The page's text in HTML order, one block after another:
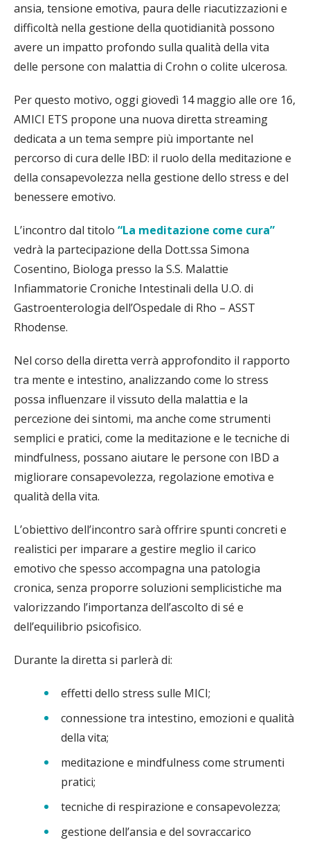
ansia, tensione emotiva, paura delle riacutizzazioni e
difficoltà nella gestione della quotidianità possono
avere un impatto profondo sulla qualità della vita
delle persone con malattia di Crohn o colite ulcerosa.
Per questo motivo, oggi giovedì 14 maggio alle ore 16,
AMICI ETS propone una nuova diretta streaming
dedicata a un tema sempre più importante nel
percorso di cura delle IBD: il ruolo della meditazione e
della consapevolezza nella gestione dello stress e del
benessere emotivo.
L’incontro dal titolo “La meditazione come cura”
vedrà la partecipazione della Dott.ssa Simona
Cosentino, Biologa presso la S.S. Malattie
Infiammatorie Croniche Intestinali della U.O. di
Gastroenterologia dell’Ospedale di Rho – ASST
Rhodense.
Nel corso della diretta verrà approfondito il rapporto
tra mente e intestino, analizzando come lo stress
possa influenzare il vissuto della malattia e la
percezione dei sintomi, ma anche come strumenti
semplici e pratici, come la meditazione e le tecniche di
mindfulness, possano aiutare le persone con IBD a
migliorare consapevolezza, regolazione emotiva e
qualità della vita.
L’obiettivo dell’incontro sarà offrire spunti concreti e
realistici per imparare a gestire meglio il carico
emotivo che spesso accompagna una patologia
cronica, senza proporre soluzioni semplicistiche ma
valorizzando l’importanza dell’ascolto di sé e
dell’equilibrio psicofisico.
Durante la diretta si parlerà di:
effetti dello stress sulle MICI;
connessione tra intestino, emozioni e qualità
della vita;
meditazione e mindfulness come strumenti
pratici;
tecniche di respirazione e consapevolezza;
gestione dell’ansia e del sovraccarico